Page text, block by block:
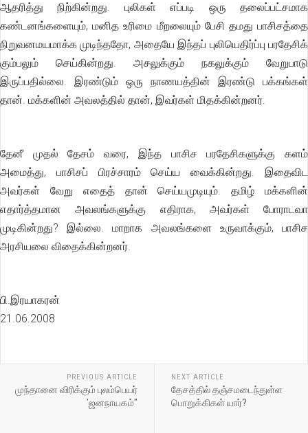
ஆதரித்து நிற்கின்றது. புலிகள் எப்படி ஒரு தலைப்பட்சமாக
கண்டனங்களையும், மனித உரிமை மீறலையும் பேசி தமது பாசிசத்தை
நிறுவனமயமாக்க முடிந்ததோ, அதையே இந்தப் புலியெதிர்ப்பு பரதேசிக்
கும்பலும் செய்கின்றது. அசலுக்கும் நகலுக்கும் வேறுபாடு
இருப்பதில்லை. இரண்டும் ஒரு நாணயத்தின் இரண்டு பக்கங்கள்
தான். மக்களின் அவலத்தில் தான், இவர்கள் மிதக்கின்றனர்.
தேனீ முதல் தேசம் வரை, இந்த பாசிச பரதேசிகளுக்கு களம்
அமைத்து, பாசிசப் பிரச்சாரம் செய்ய வைக்கின்றது. இதைவிட
அவர்கள் வேறு எதைத் தான் செய்யமுடியும். தமிழ் மக்களின்
எதார்த்தமான அவலங்களுக்கு எதிராக, அவர்கள் போராடவா
முடிகின்றது? இல்லை. மாறாக அவலங்களை உருவாக்கும், பாசிச
அரசியலை விதைக்கின்றனர்.
பி.இரயாகரன்
21.06.2008
PREVIOUS ARTICLE
முந்தானை விரிக்கும் புலம்பெயர்
'ஜனநாயகம்"
NEXT ARTICLE
தேசத்தில் தஞ்சமடைந்துள்ள
பொறுக்கிகள் யார்?